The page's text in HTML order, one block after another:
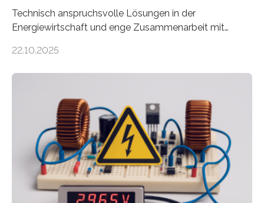
Technisch anspruchsvolle Lösungen in der
Energiewirtschaft und enge Zusammenarbeit mit
neuen EU-geförderten Transfer-Projekte zu
Energietechnologien werden vom Europäischen
Sozialfonds Plus (ESF+) gefördert – mit einer
Gesamtsumme von mehr als zwei Millionen Euro.
Damit zählt die Hochschule zu den großen
Gewinnerinnen der aktuellen Förderrunde des
Bayerischen Wissenschaftsministeriums. Im
Mittelpunkt steht der direkte Wissenstransfer: Neue
wissenschaftliche Erkenntnisse sollen rasch in die
22.10.2025